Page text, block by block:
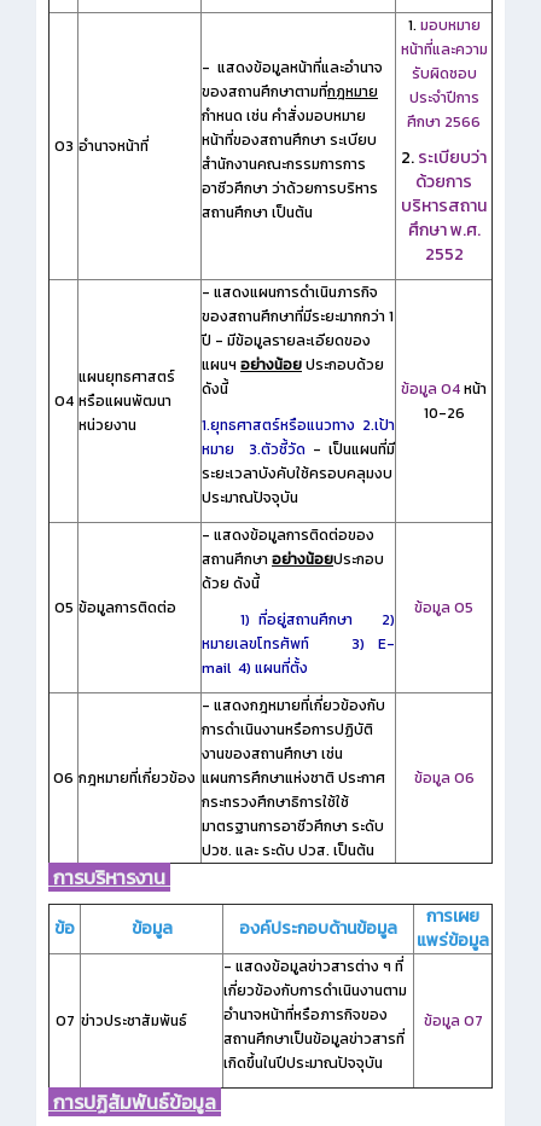
O3 อำนาจหน้าที่
- แสดงข้อมูลหน้าที่และอำนาจ
ของสถานศึกษาตามที่กฎหมาย
กำหนด เช่น คำสั่งมอบหมาย
หน้าที่ของสถานศึกษา ระเบียบ
สำนักงานคณะกรรมการการ
อาชีวศึกษา ว่าด้วยการบริหาร
สถานศึกษา เป็นต้น
1. มอบหมาย
หน้าที่และความ
รับผิดชอบ
ประจำปีการ
ศึกษา 2566
2.ระเบียบว่า
ด้วยการ
บริหารสถาน
ศึกษา พ.ศ.
2552
O4
แผนยุทธศาสตร์
หรือแผนพัฒนา
หน่วยงาน
- แสดงแผนการดำเนินภารกิจ
ของสถานศึกษาที่มีระยะมากกว่า 1
ปี - มีข้อมูลรายละเอียดของ
แผนฯ อย่างน้อยประกอบด้วย
ดังนี้
1.ยุทธศาสตร์หรือแนวทาง 2.เป้า
หมาย 3.ตัวชี้วัด - เป็นแผนที่มี
ระยะเวลาบังคับใช้ครอบคลุมงบ
ประมาณปัจจุบัน
ข้อมูล O4หน้า
10-26
O5 ข้อมูลการติดต่อ
- แสดงข้อมูลการติดต่อของ
สถานศึกษา อย่างน้อยประกอบ
ด้วย ดังนี้
1) ที่อยู่สถานศึกษา 2)
หมายเลขโทรศัพท์ 3) E-
mail 4) แผนที่ตั้ง
ข้อมูล O5
O6 กฎหมายที่เกี่ยวข้อง
- แสดงกฎหมายที่เกี่ยวข้องกับ
การดำเนินงานหรือการปฏิบัติ
งานของสถานศึกษา เช่น
แผนการศึกษาแห่งชาติ ประกาศ
กระทรวงศึกษาธิการใช้ใช้
มาตรฐานการอาชีวศึกษา ระดับ
ปวช. และ ระดับ ปวส. เป็นต้น
ข้อมูล O6
การบริหารงาน
ข้อ ข้อมูล องค์ประกอบด้านข้อมูล
การเผย
แพร่ข้อมูล
O7 ข่าวประชาสัมพันธ์
- แสดงข้อมูลข่าวสารต่าง ๆ ที่
เกี่ยวข้องกับการดำเนินงานตาม
อำนาจหน้าที่หรือภารกิจของ
สถานศึกษาเป็นข้อมูลข่าวสารที่
เกิดขึ้นในปีประมาณปัจจุบัน
ข้อมูล O7
การปฏิสัมพันธ์ข้อมูล